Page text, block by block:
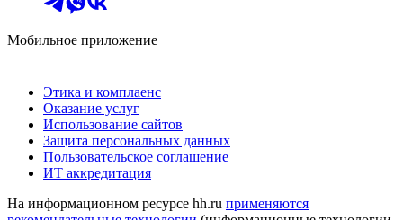
Мобильное приложение
Этика и комплаенс
Оказание услуг
Использование сайтов
Защита персональных данных
Пользовательское соглашение
ИТ аккредитация
На информационном ресурсе hh.ru применяются